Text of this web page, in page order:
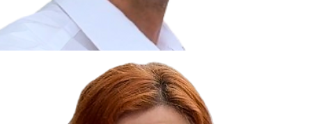
používania cookies chcete umožniť.
Zákon uvádza, že môžeme ukladať cookies na vašom
zariadení, pokiaľ sú nevyhnutne nutné pre prevádzku tejto
Cookies, ktoré používame
Technické a nevyhnutné cookies